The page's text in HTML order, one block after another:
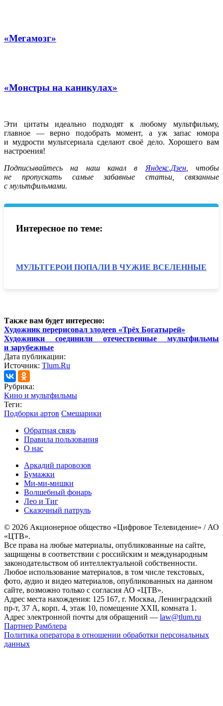
«Мегамозг»
«Монстры на каникулах»
Эти цитаты идеально подходят к любому мультфильму,
главное — верно подобрать момент, а уж запас юмора
и мудрости мультсериала сделают своё дело. Хорошего вам
настроения!
Подписывайтесь на наш канал в
Яндекс.Дзен, чтобы
не пропускать самые забавные статьи, связанные
с мультфильмами.
Интересное по теме:
МУЛЬТГЕРОИ ПОПАЛИ В ЧУЖИЕ ВСЕЛЕННЫЕ
Также вам будет интересно:
Художник перерисовал злодеев «Трёх Богатырей»
Художники соединили отечественные мультфильмы
и зарубежные
Дата публикации:
Источник: Tlum.Ru
Рубрика:
Кино и мультфильмы
Теги:
Подборки артов Смешарики
Обратная связь
Правила пользования
О нас
Аркадий паровозов
Бумажки
Ми-ми-мишки
Волшебный фонарь
Лео и Тиг
Сказочный патруль
© 2026 Акционерное общество «Цифровое Телевидение» / АО
«ЦТВ».
Все права на любые материалы, опубликованные на сайте,
защищены в соответствии с российским и международным
законодательством об интеллектуальной собственности.
Любое использование материалов, в том числе текстовых,
фото, аудио и видео материалов, опубликованных на данном
сайте, возможно только с согласия АО «ЦТВ».
Адрес места нахождения: 125 167, г. Москва, Ленинградский
пр-т, 37 А, корп. 4, этаж 10, помещение XXII, комната 1.
Адрес электронной почты для обращений — law@tlum.ru
Партнер Рамблера
Политика оператора в отношении обработки персональных
данных